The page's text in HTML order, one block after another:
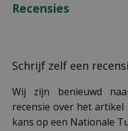
Recensies
Schrijf zelf een
Wij zijn benieuwd
recensie over het artikel
kans op een Nationale